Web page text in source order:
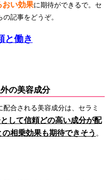
おい効果に期待ができるで。セ
記事をどうぞ。
と働き
の美容成分
合される美容成分は、セラミ
して信頼どの高い成分が配
相乗効果も期待できそう 。